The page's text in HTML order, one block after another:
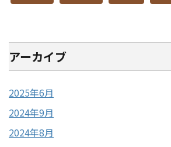
アーカイブ
2025年6月
2024年9月
2024年8月